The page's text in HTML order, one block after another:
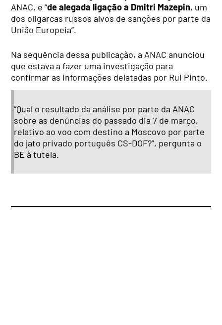
ANAC, e “de alegada ligação a Dmitri Mazepin, um
dos oligarcas russos alvos de sanções por parte da
União Europeia”.
Na sequência dessa publicação, a ANAC anunciou
que estava a fazer uma investigação para
confirmar as informações delatadas por Rui Pinto.
“Qual o resultado da análise por parte da ANAC
sobre as denúncias do passado dia 7 de março,
relativo ao voo com destino a Moscovo por parte
do jato privado português CS-DOF?”, pergunta o
BE à tutela.